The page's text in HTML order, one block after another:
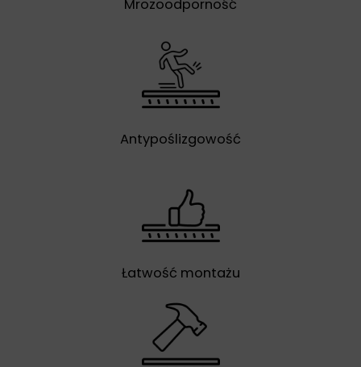
Mrozoodporność
Antypoślizgowość
Łatwość montażu